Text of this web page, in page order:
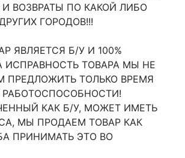
ВОЗВРАТЫ ПО КАКОЙ ЛИБО
ГОРОДОВ!!!
ЯВЛЯЕТСЯ Б/У И 100%
ИСПРАВНОСТЬ ТОВАРА МЫ НЕ
ТОЛЬКО ВРЕМЯ
РАБОТОСПОСОБНОСТИ!
КАК Б/У, МОЖЕТ ИМЕТЬ
МЫ ПРОДАЕМ ТОВАР КАК
ПРИНИМАТЬ ЭТО ВО